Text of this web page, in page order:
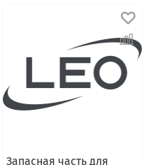
Запасная часть для